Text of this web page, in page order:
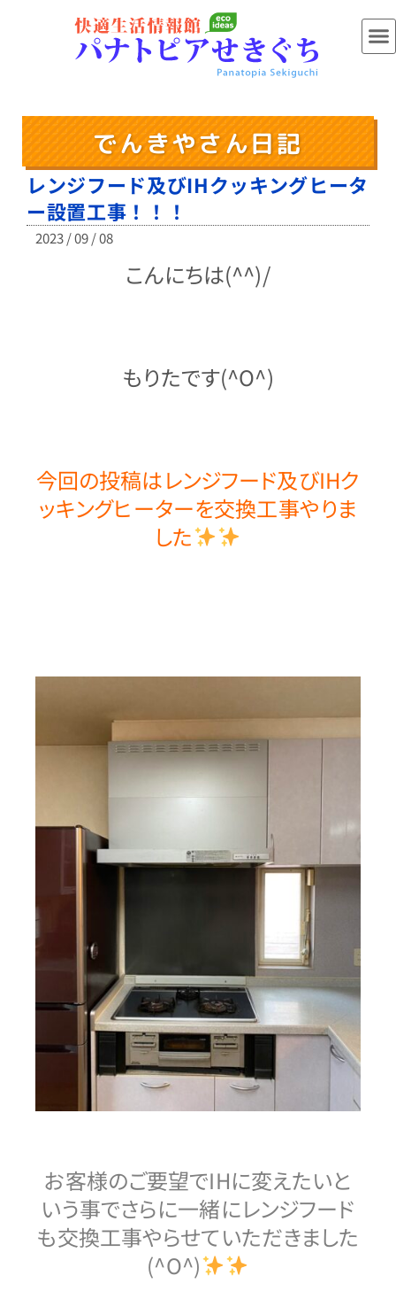
でんきやさん日記
レンジフード及びIHクッキングヒータ
ー設置工事！！！
2023 / 09 / 08
こんにちは(^^)/
もりたです(^O^)
今回の投稿はレンジフード及びIHク
ッキングヒーターを交換工事やりま
した
お客様のご要望でIHに変えたいと
いう事でさらに一緒にレンジフード
も交換工事やらせていただきました
(^O^)